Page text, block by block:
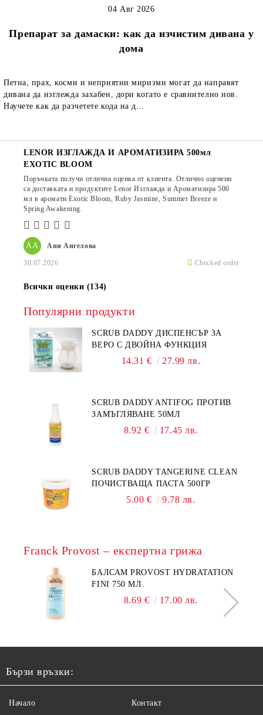
Препарат за дамаски: как да изчистим дивана у
дома
04 Авг 2026
Петна, прах, косми и неприятни миризми могат да направят
дивана да изглежда захабен, дори когато е сравнително нов.
Научете как да разчетете кода на д...
АА Ани Ангелова
30.07.2026 Checked order
LENOR ИЗГЛАЖДА И АРОМАТИЗИРА 500мл
EXOTIC BLOOM
Поръчката получи отлична оценка от клиента. Отлично оценени
са доставката и продуктите Lenor Изглажда и Ароматизира 500
мл в аромати Exotic Bloom, Ruby Jasmine, Summer Breeze и
Spring Awakening.
Всички оценки (134)
Популярни продукти
SCRUB DADDY ДИСПЕНСЪР ЗА
ВЕРО С ДВОЙНА ФУНКЦИЯ
14.31 € 27.99 лв.
SCRUB DADDY ANTIFOG ПРОТИВ
ЗАМЪГЛЯВАНЕ 50МЛ
8.92 € 17.45 лв.
SCRUB DADDY TANGERINE CLEAN
ПОЧИСТВАЩА ПАСТА 500ГР
5.00 € 9.78 лв.
Franck Provost – експертна грижа
БАЛСАМ PROVOST HYDRATATION
FINI 750 МЛ.
8.69 € 17.00 лв.
Бързи връзки:
Начало Контакт